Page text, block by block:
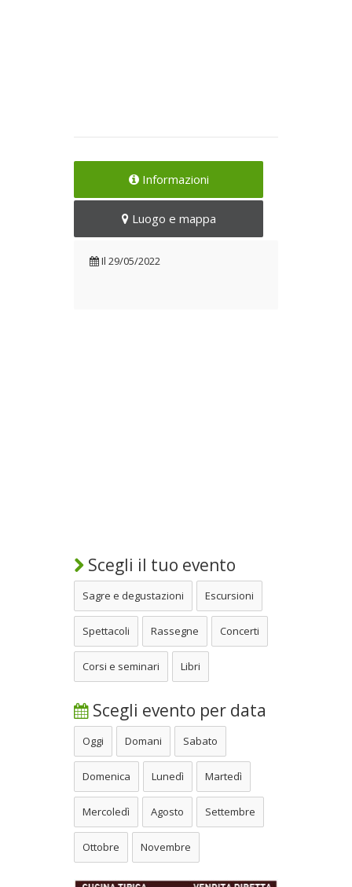
Informazioni
Luogo e mappa
Il 29/05/2022
Scegli il tuo evento
Sagre e degustazioni Escursioni
Spettacoli Rassegne Concerti
Corsi e seminari Libri
Scegli evento per data
Oggi Domani Sabato
Domenica Lunedì Martedì
Mercoledì Agosto Settembre
Ottobre Novembre